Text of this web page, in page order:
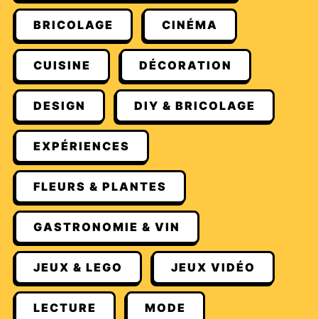
BRICOLAGE CINÉMA
CUISINE DÉCORATION
DESIGN DIY & BRICOLAGE
EXPÉRIENCES
FLEURS & PLANTES
GASTRONOMIE & VIN
JEUX & LEGO JEUX VIDÉO
LECTURE MODE